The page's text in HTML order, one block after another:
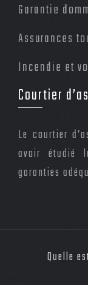
Garantie
Assurances
Incendie et
Courtier
Le courtier
avoir étudié
garanties
Quelle